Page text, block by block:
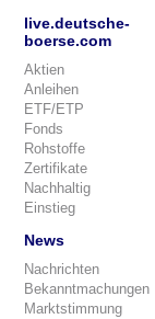
live.deutsche-
boerse.com
Aktien
Anleihen
ETF/ETP
Fonds
Rohstoffe
Zertifikate
Nachhaltig
Einstieg
News
Nachrichten
Bekanntmachungen
Marktstimmung